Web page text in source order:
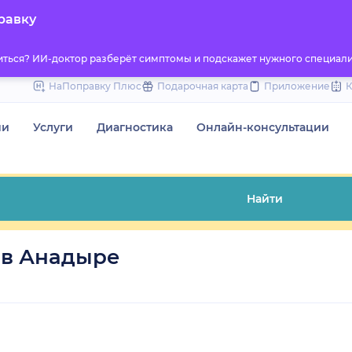
ИИ-доктор разберёт симптомы и подскажет нужного
НаПоправку Плюс Подарочная карта Приложение
Услуги Диагностика Онлайн-консультации
Найти
Анадыре